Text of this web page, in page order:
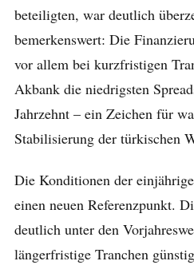
beteiligten, war deutlich
bemerkenswert: Die
vor allem bei kurzfristigen
Akbank die niedrigsten
Jahrzehnt – ein Zeichen für
Stabilisierung der türkischen
Die Konditionen der
einen neuen Referenzpunkt.
deutlich unter den
längerfristige Tranchen